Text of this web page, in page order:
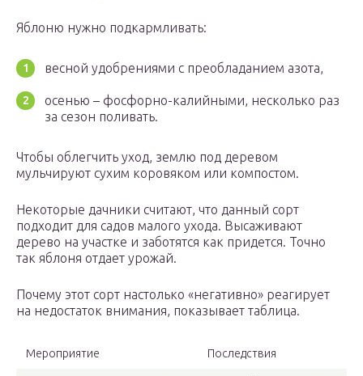
Яблоню нужно подкармливать:
весной удобрениями с преобладанием азота,
осенью – фосфорно-калийными, несколько раз
за сезон поливать.
Чтобы облегчить уход, землю под деревом
мульчируют сухим коровяком или компостом.
Некоторые дачники считают, что данный сорт
подходит для садов малого ухода. Высаживают
дерево на участке и заботятся как придется. Точно
так яблоня отдает урожай.
Почему этот сорт настолько «негативно» реагирует
на недостаток внимания, показывает таблица.
Мероприятие Последствия